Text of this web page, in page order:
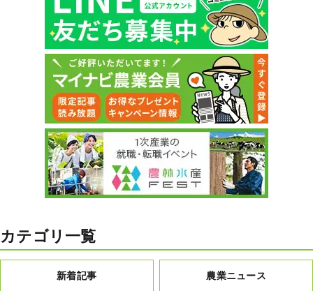
カテゴリ一覧
新着記事 農業ニュース